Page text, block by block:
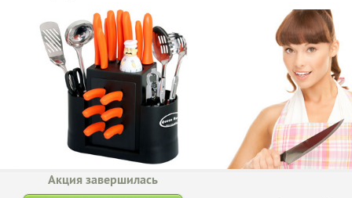
Акция завершилась